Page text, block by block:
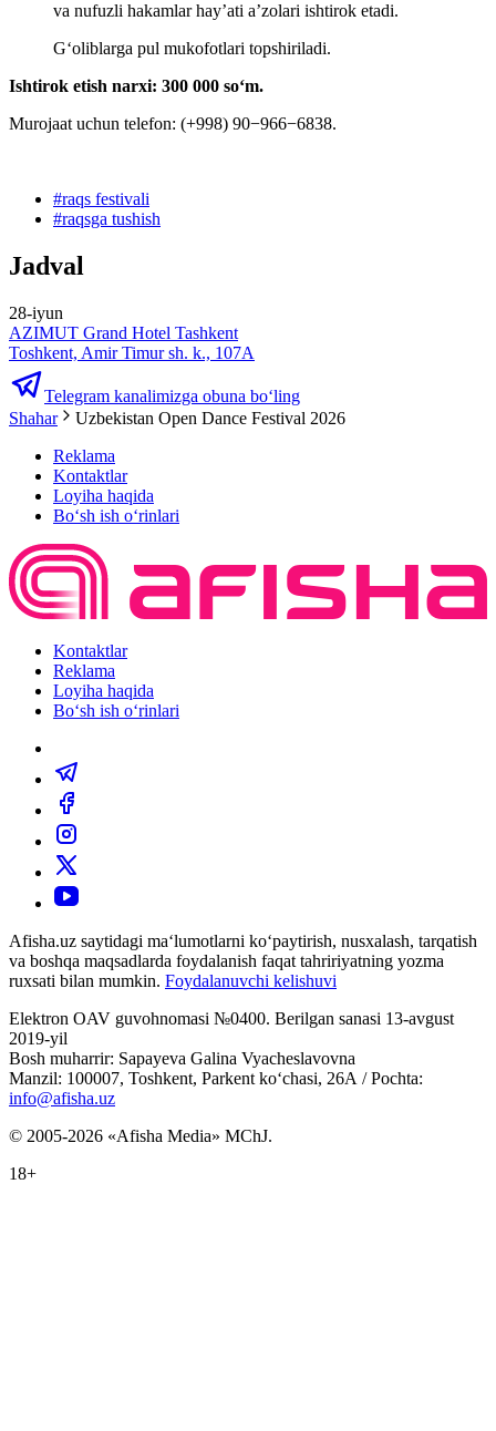
va nufuzli hakamlar hay’ati a’zolari ishtirok etadi.
Gʻoliblarga pul mukofotlari topshiriladi.
Ishtirok etish narxi: 300 000 soʻm.
Murojaat uchun telefon: (+998) 90−966−6838.
#raqs festivali
#raqsga tushish
Jadval
28-iyun
AZIMUT Grand Hotel Tashkent
Toshkent, Amir Timur sh. k., 107А
Telegram kanalimizga obuna bo‘ling
Shahar
Uzbekistan Open Dance Festival 2026
Reklama
Kontaktlar
Loyiha haqida
Bo‘sh ish o‘rinlari
Kontaktlar
Reklama
Loyiha haqida
Bo‘sh ish o‘rinlari
Afisha.uz saytidagi ma‘lumotlarni ko‘paytirish, nusxalash, tarqatish
va boshqa maqsadlarda foydalanish faqat tahririyatning yozma
ruxsati bilan mumkin. Foydalanuvchi kelishuvi
Elektron OAV guvohnomasi №0400. Berilgan sanasi 13-avgust
2019-yil
Bosh muharrir: Sapayeva Galina Vyacheslavovna
Manzil: 100007, Toshkent, Parkent ko‘chasi, 26А / Pochta:
info@afisha.uz
© 2005-2026 «Afisha Media» MChJ.
18+